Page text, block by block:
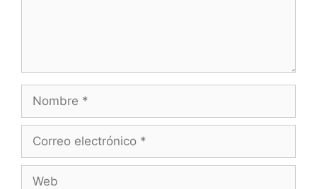
Nombre
Correo
Web